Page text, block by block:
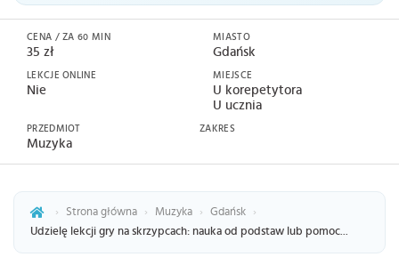
CENA / ZA 60 MIN
35 zł
LEKCJE ONLINE
Nie
MIASTO
Gdańsk
MIEJSCE
U korepetytora
U ucznia
PRZEDMIOT
Muzyka
ZAKRES
› Strona główna › Muzyka › Gdańsk
›
Udzielę lekcji gry na skrzypcach: nauka od podstaw lub pomoc...